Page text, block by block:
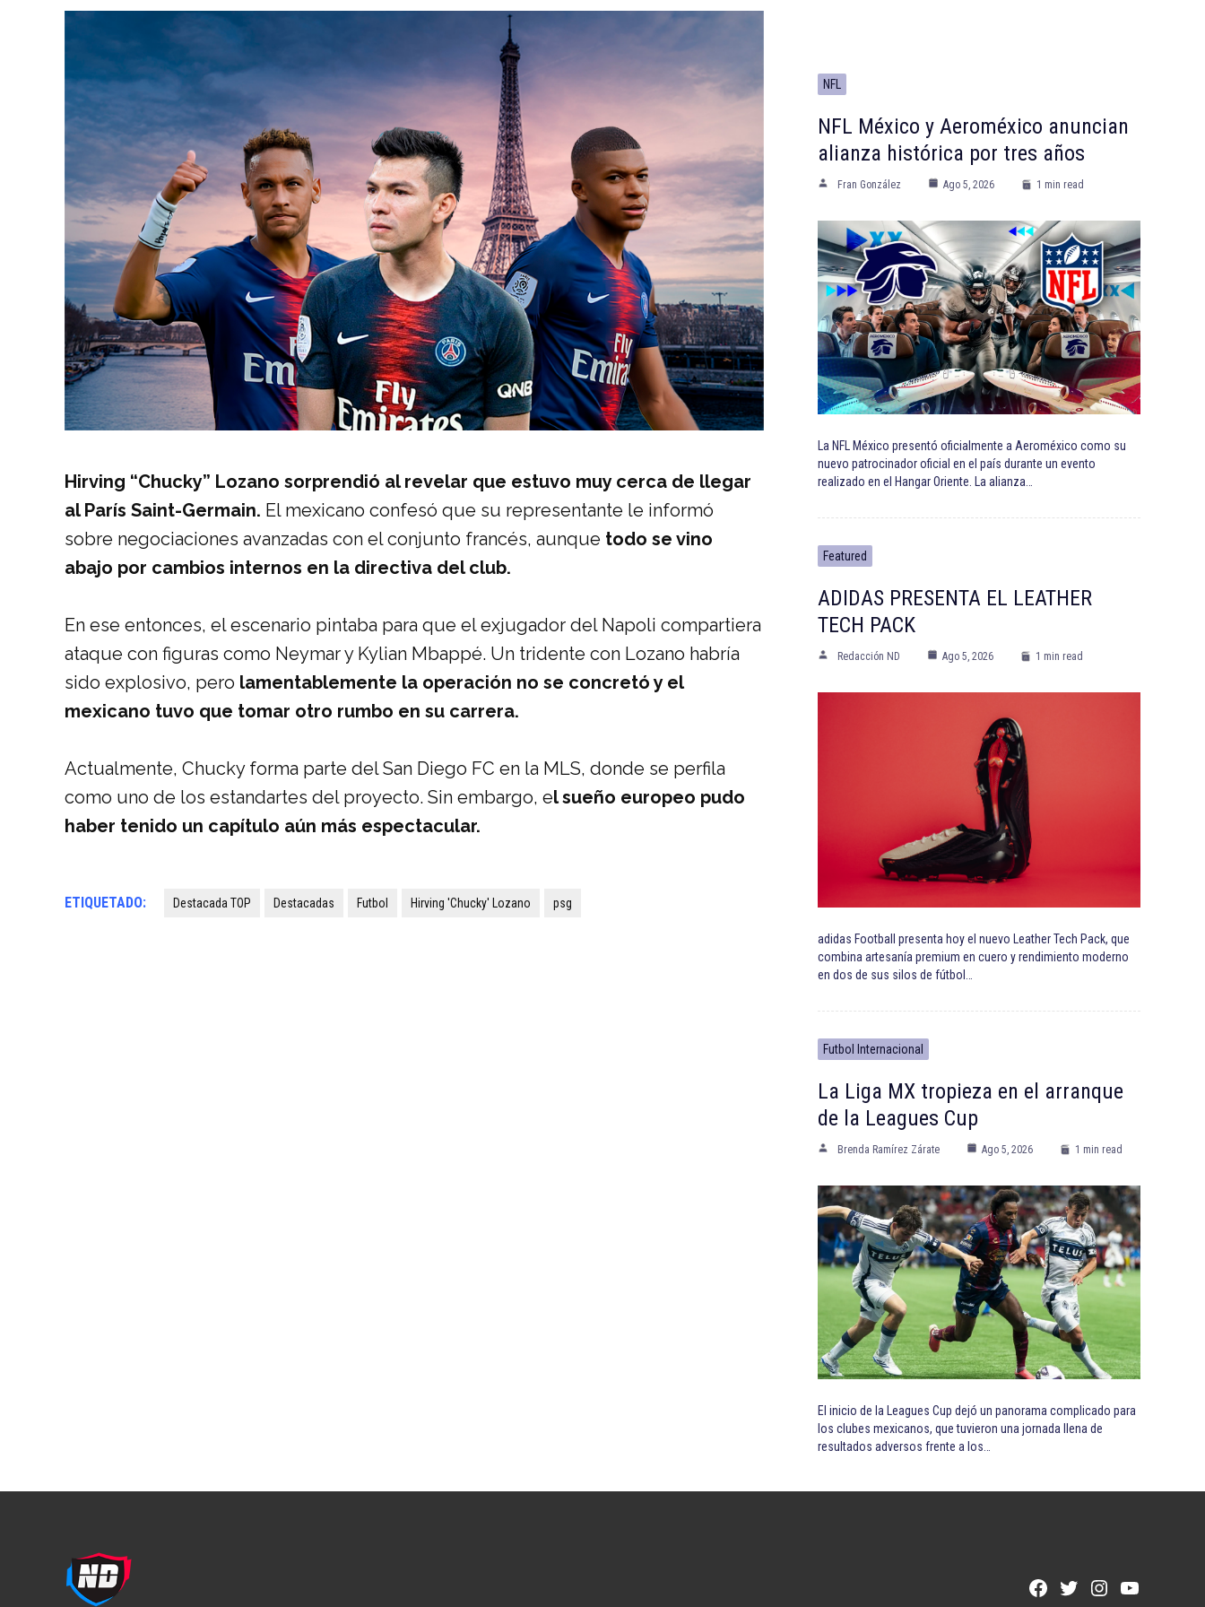
Hirving “Chucky” Lozano sorprendió al revelar que estuvo muy cerca de llegar
al París Saint-Germain. El mexicano confesó que su representante le informó
sobre negociaciones avanzadas con el conjunto francés, aunque todo se vino
abajo por cambios internos en la directiva del club.
En ese entonces, el escenario pintaba para que el exjugador del Napoli compartiera
ataque con figuras como Neymar y Kylian Mbappé. Un tridente con Lozano habría
sido explosivo, pero lamentablemente la operación no se concretó y el
mexicano tuvo que tomar otro rumbo en su carrera.
Actualmente, Chucky forma parte del San Diego FC en la MLS, donde se perfila
como uno de los estandartes del proyecto. Sin embargo, el sueño europeo pudo
haber tenido un capítulo aún más espectacular.
ETIQUETADO: Destacada TOP Destacadas Futbol Hirving 'Chucky' Lozano psg
NFL
NFL México y Aeroméxico anuncian
alianza histórica por tres años
Fran González Ago 5, 2026 1 min read
La NFL México presentó oficialmente a Aeroméxico como su
nuevo patrocinador oficial en el país durante un evento
realizado en el Hangar Oriente. La alianza…
Featured
ADIDAS PRESENTA EL LEATHER
TECH PACK
Redacción ND Ago 5, 2026 1 min read
adidas Football presenta hoy el nuevo Leather Tech Pack, que
combina artesanía premium en cuero y rendimiento moderno
en dos de sus silos de fútbol…
Futbol Internacional
La Liga MX tropieza en el arranque
de la Leagues Cup
Brenda Ramírez Zárate Ago 5, 2026 1 min read
El inicio de la Leagues Cup dejó un panorama complicado para
los clubes mexicanos, que tuvieron una jornada llena de
resultados adversos frente a los…
Facebook
TwitterInstagram
YouTube